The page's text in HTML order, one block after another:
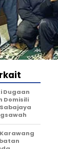
Dugaan
Domisili
Sabajaya